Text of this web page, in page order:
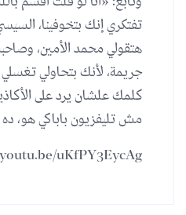
تفتكري إنك بتخوفينا،
هتقولي محمد الأمين،
جريمة، لأنك بتحاولي
كلمك علشان يرد على
مش تليفزيون باباكي هو، ده
uKfPY3EycAg